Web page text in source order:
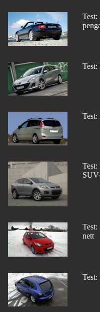
Test:
Test:
nett
Test: